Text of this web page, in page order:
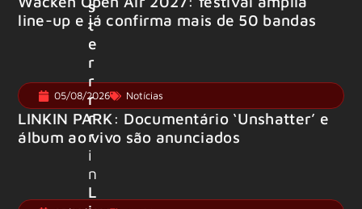
s
t
e
r
r
r
r
r
i
n
L
line-up e já confirma mais de 50 bandas
05/08/2026 Notícias
LINKIN PARK: Documentário ‘Unshatter’ e
álbum ao vivo são anunciados